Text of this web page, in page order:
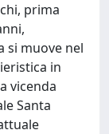
prima
si muove nel
in
vicenda
Santa